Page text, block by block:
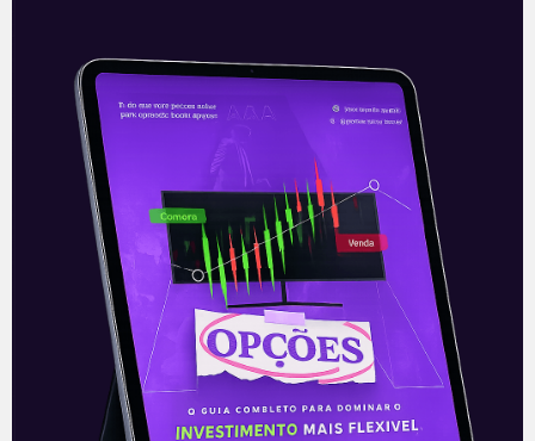
Incertezas fiscais só
aumentam, pressionando mais
o mercado
O cenário fiscal do País atingiu um grau
de incerteza ainda maior com o anúncio
da criação do Auxílio Brasil, a partir de
novembro, com